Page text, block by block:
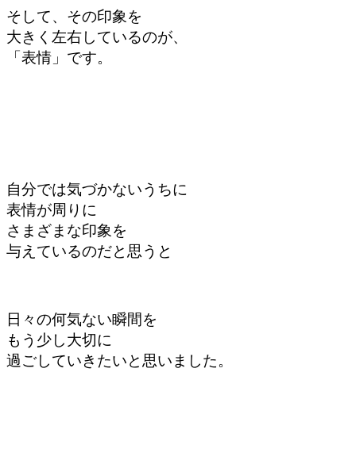
そして、その印象を
大きく左右しているのが、
「表情」です。
自分では気づかないうちに
表情が周りに
さまざまな印象を
与えているのだと思うと
日々の何気ない瞬間を
もう少し大切に
過ごしていきたいと 思いました。